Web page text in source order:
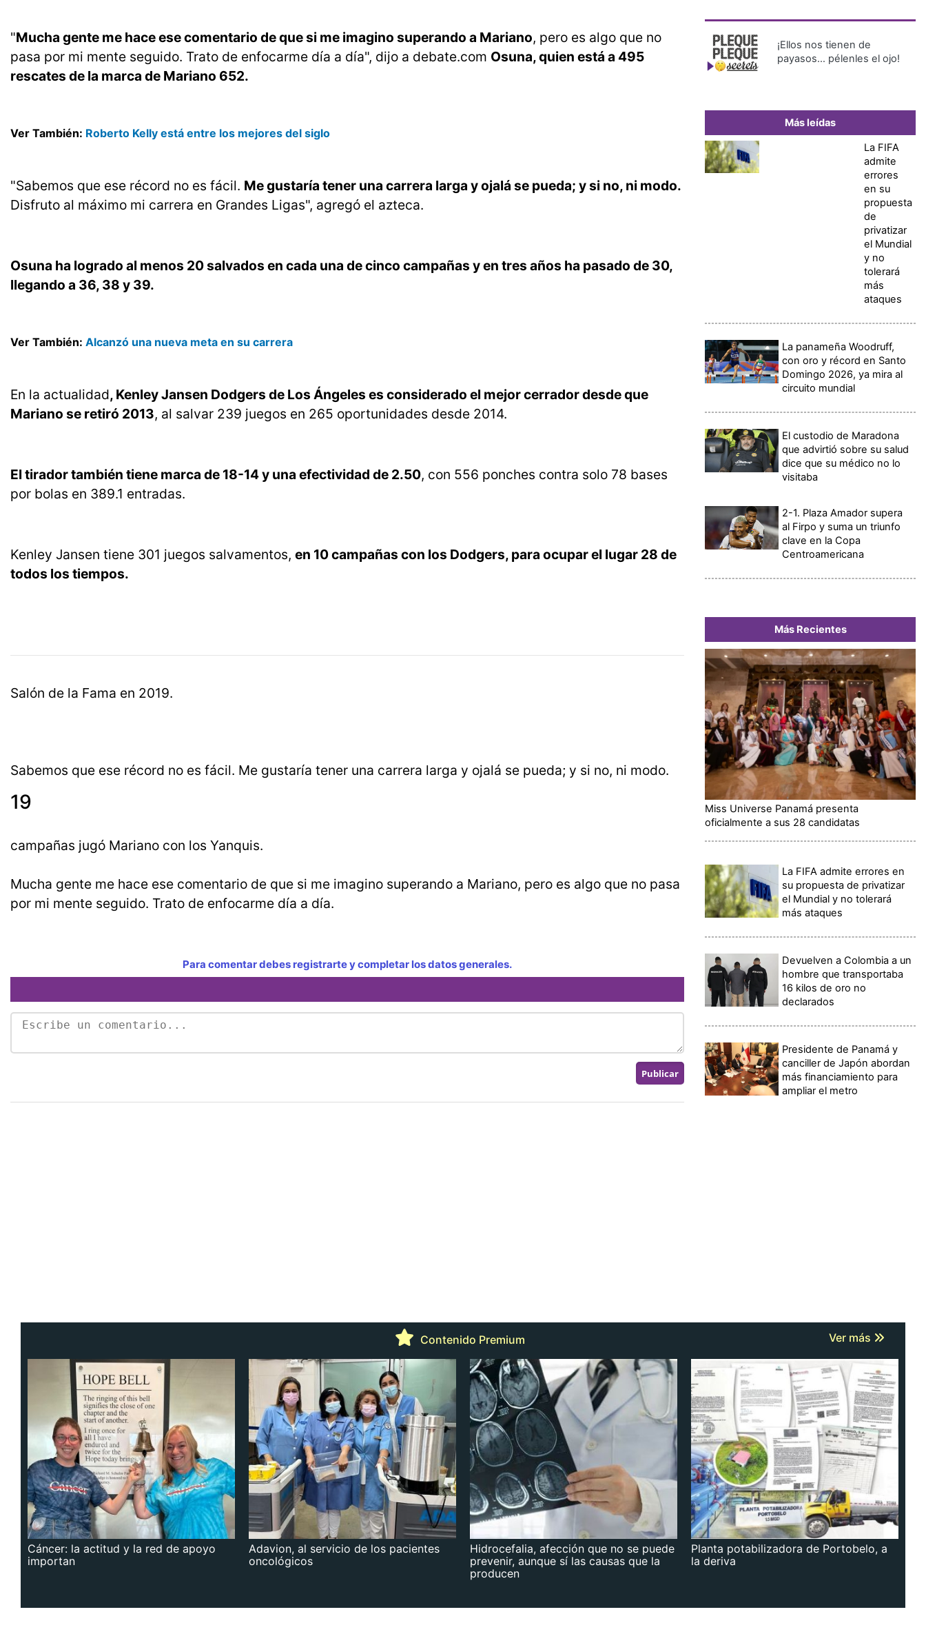
"Mucha gente me hace ese comentario de que si me imagino superando a Mariano, pero es algo que no
pasa por mi mente seguido. Trato de enfocarme día a día", dijo a debate.com Osuna, quien está a 495
rescates de la marca de Mariano 652.
Ver También: Roberto Kelly está entre los mejores del siglo
"Sabemos que ese récord no es fácil. Me gustaría tener una carrera larga y ojalá se pueda; y si no, ni modo.
Disfruto al máximo mi carrera en Grandes Ligas", agregó el azteca.
Osuna ha logrado al menos 20 salvados en cada una de cinco campañas y en tres años ha pasado de 30,
llegando a 36, 38 y 39.
Ver También: Alcanzó una nueva meta en su carrera
En la actualidad, Kenley Jansen Dodgers de Los Ángeles es considerado el mejor cerrador desde que
Mariano se retiró 2013, al salvar 239 juegos en 265 oportunidades desde 2014.
El tirador también tiene marca de 18-14 y una efectividad de 2.50, con 556 ponches contra solo 78 bases
por bolas en 389.1 entradas.
Kenley Jansen tiene 301 juegos salvamentos, en 10 campañas con los Dodgers, para ocupar el lugar 28 de
todos los tiempos.
Salón de la Fama en 2019.
Sabemos que ese récord no es fácil. Me gustaría tener una carrera larga y ojalá se pueda; y si no, ni modo.
19
campañas jugó Mariano con los Yanquis.
Mucha gente me hace ese comentario de que si me imagino superando a Mariano, pero es algo que no pasa
por mi mente seguido. Trato de enfocarme día a día.
Para comentar debes registrarte y completar los datos generales.
¡Ellos nos tienen de
payasos… pélenles el ojo!
Más leídas
La FIFA
admite
errores
en su
propuesta
de
privatizar
el Mundial
y no
tolerará
más
ataques
La panameña Woodruff,
con oro y récord en Santo
Domingo 2026, ya mira al
circuito mundial
El custodio de Maradona
que advirtió sobre su salud
dice que su médico no lo
visitaba
2-1. Plaza Amador supera
al Firpo y suma un triunfo
clave en la Copa
Centroamericana
Más Recientes
Miss Universe Panamá presenta
oficialmente a sus 28 candidatas
La FIFA admite errores en
su propuesta de privatizar
el Mundial y no tolerará
más ataques
Devuelven a Colombia a un
hombre que transportaba
16 kilos de oro no
declarados
Presidente de Panamá y
canciller de Japón abordan
más financiamiento para
ampliar el metro
Contenido Premium Ver más
Cáncer: la actitud y la red de apoyo
importan
Adavion, al servicio de los pacientes
oncológicos
Hidrocefalia, afección que no se puede
prevenir, aunque sí las causas que la
producen
Planta potabilizadora de Portobelo, a
la deriva